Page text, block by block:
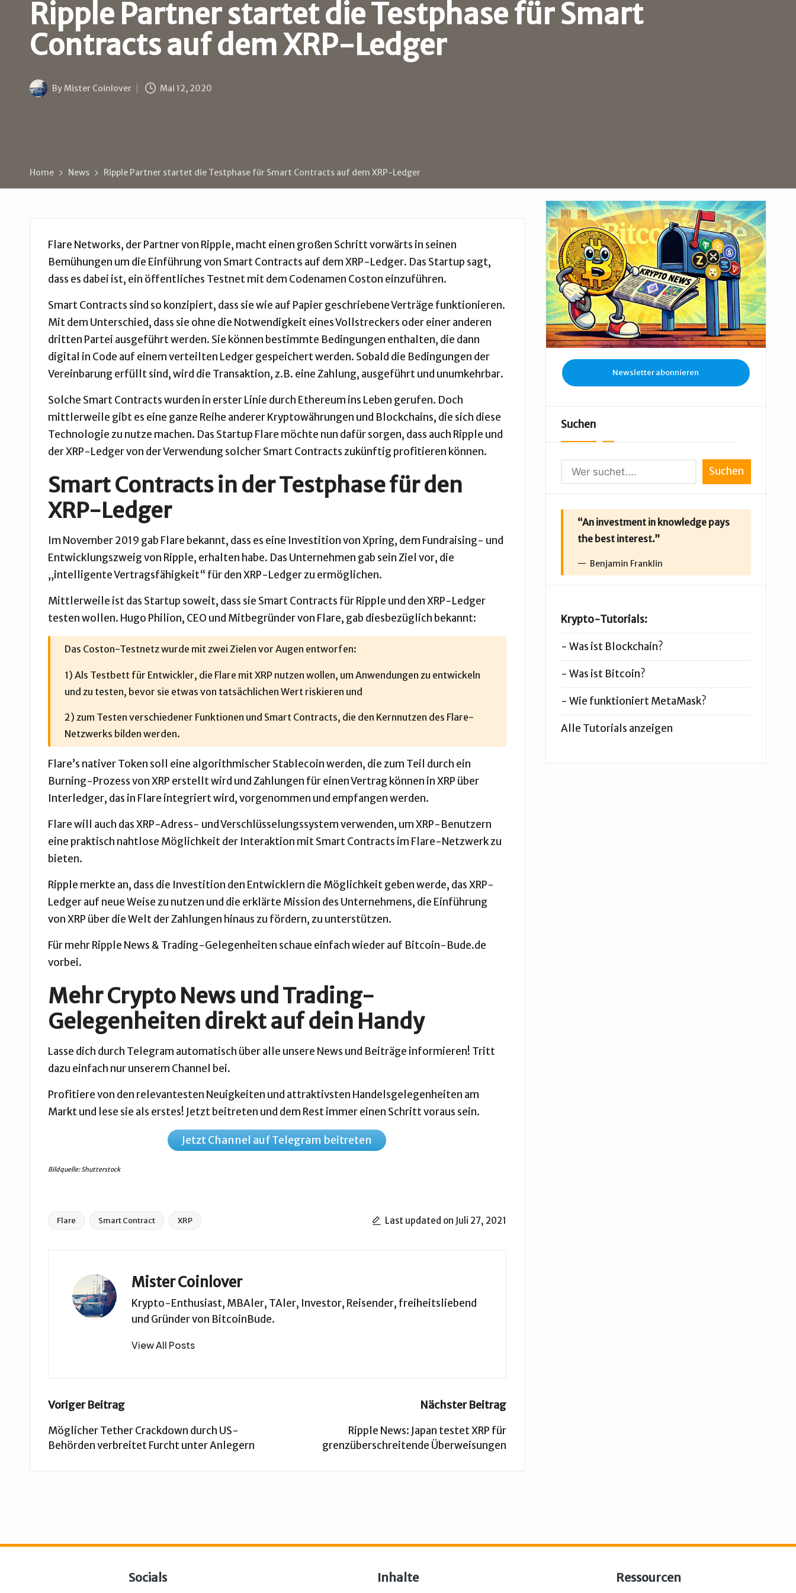
u
d
e
Ripple Partner startet die Testphase für Smart
Contracts auf dem XRP-Ledger
Posted
By Mister Coinlover Mai 12, 2020
Home News Ripple Partner startet die Testphase für Smart Contracts auf dem XRP-Ledger
Flare Networks, der Partner von Ripple, macht einen großen Schritt vorwärts in seinen
Bemühungen um die Einführung von Smart Contracts auf dem XRP-Ledger. Das Startup sagt,
dass es dabei ist, ein öffentliches Testnet mit dem Codenamen Coston einzuführen.
Smart Contracts sind so konzipiert, dass sie wie auf Papier geschriebene Verträge funktionieren.
Mit dem Unterschied, dass sie ohne die Notwendigkeit eines Vollstreckers oder einer anderen
dritten Partei ausgeführt werden. Sie können bestimmte Bedingungen enthalten, die dann
digital in Code auf einem verteilten Ledger gespeichert werden. Sobald die Bedingungen der
Vereinbarung erfüllt sind, wird die Transaktion, z.B. eine Zahlung, ausgeführt und unumkehrbar.
Solche Smart Contracts wurden in erster Linie durch Ethereum ins Leben gerufen. Doch
mittlerweile gibt es eine ganze Reihe anderer Kryptowährungen und Blockchains, die sich diese
Technologie zu nutze machen. Das Startup Flare möchte nun dafür sorgen, dass auch Ripple und
derXRP-Ledger von der Verwendung solcher Smart Contracts zukünftig profitieren können.
Smart Contracts in der Testphase für den
XRP-Ledger
Im November 2019 gab Flare bekannt, dass es eine Investition von Xpring, dem Fundraising- und
Entwicklungszweig von Ripple, erhalten habe. Das Unternehmen gab sein Ziel vor, die
„intelligente Vertragsfähigkeit“ für den XRP-Ledger zu ermöglichen.
Mittlerweile ist das Startup soweit, dass sie Smart Contracts für Ripple und den XRP-Ledger
testen wollen. Hugo Philion, CEO und Mitbegründer von Flare, gab diesbezüglich bekannt:
Das Coston-Testnetz wurde mit zwei Zielen vor Augen entworfen:
1) Als Testbett für Entwickler, die Flare mit XRP nutzen wollen, um Anwendungen zu entwickeln
und zu testen, bevor sie etwas von tatsächlichen Wert riskieren und
2) zum Testen verschiedener Funktionen und Smart Contracts, die den Kernnutzen des Flare-
Netzwerks bilden werden.
Flare’s nativer Token soll eine algorithmischer Stablecoin werden, die zum Teil durch ein
Burning-Prozess von XRP erstellt wird und Zahlungen für einen Vertrag können in XRP über
Interledger, das in Flare integriert wird, vorgenommen und empfangen werden.
Flare will auch das XRP-Adress- und Verschlüsselungssystem verwenden, um XRP-Benutzern
eine praktisch nahtlose Möglichkeit der Interaktion mit Smart Contracts im Flare-Netzwerk zu
bieten.
Ripple merkte an, dass die Investition den Entwicklern die Möglichkeit geben werde, das XRP-
Ledger auf neue Weise zu nutzen und die erklärte Mission des Unternehmens, die Einführung
von XRP über die Welt der Zahlungen hinaus zu fördern, zu unterstützen.
Für mehrRipple News & Trading-Gelegenheiten schaue einfach wieder auf Bitcoin-Bude.de
vorbei.
Mehr Crypto News und Trading-
Gelegenheiten direkt auf dein Handy
Lasse dich durch Telegram automatisch über alle unsere News und Beiträge informieren! Tritt
dazu einfach nur unserem Channel bei.
Profitiere von den relevantesten Neuigkeiten und attraktivsten Handelsgelegenheiten am
Markt und lese sie als erstes! Jetzt beitreten und dem Rest immer einen Schritt voraus sein.
Jetzt Channel auf Telegram beitreten
Bildquelle: Shutterstock
Tags:
Flare Smart Contract XRP Last updated on Juli 27, 2021
Mister Coinlover
Krypto-Enthusiast, MBAler, TAler, Investor, Reisender, freiheitsliebend
und Gründer von BitcoinBude.
View All Posts
Post
navigation
Voriger Beitrag
Möglicher Tether Crackdown durch US-
Behörden verbreitet Furcht unter Anlegern
Nächster Beitrag
Ripple News: Japan testet XRP für
grenzüberschreitende Überweisungen
Newsletter abonnieren
Suchen
Suchen
“An investment in knowledge pays
the best interest.”
Benjamin Franklin
Krypto-Tutorials:
- Was ist Blockchain?
- Was ist Bitcoin?
- Wie funktioniert MetaMask?
Alle Tutorials anzeigen
Socials Inhalte Ressourcen